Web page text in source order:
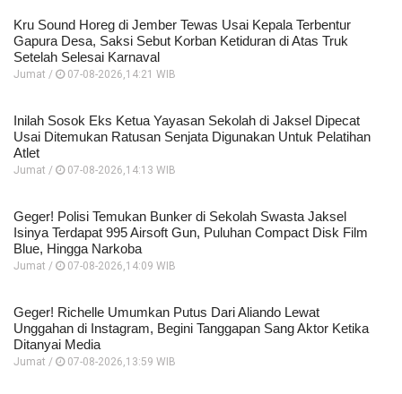
Kru Sound Horeg di Jember Tewas Usai Kepala Terbentur
Gapura Desa, Saksi Sebut Korban Ketiduran di Atas Truk
Setelah Selesai Karnaval
Jumat / 07-08-2026,14:21 WIB
Inilah Sosok Eks Ketua Yayasan Sekolah di Jaksel Dipecat
Usai Ditemukan Ratusan Senjata Digunakan Untuk Pelatihan
Atlet
Jumat / 07-08-2026,14:13 WIB
Geger! Polisi Temukan Bunker di Sekolah Swasta Jaksel
Isinya Terdapat 995 Airsoft Gun, Puluhan Compact Disk Film
Blue, Hingga Narkoba
Jumat / 07-08-2026,14:09 WIB
Geger! Richelle Umumkan Putus Dari Aliando Lewat
Unggahan di Instagram, Begini Tanggapan Sang Aktor Ketika
Ditanyai Media
Jumat / 07-08-2026,13:59 WIB